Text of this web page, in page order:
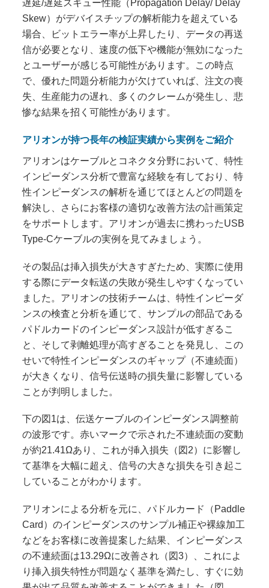
遅延/遅延スキュー性能（Propagation Delay/ Delay
Skew）がデバイスチップの解析能力を超えている
場合、ビットエラー率が上昇したり、データの再送
信が必要となり、速度の低下や機能が無効になった
とユーザーが感じる可能性があります。この時点
で、優れた問題分析能力が欠けていれば、注文の喪
失、生産能力の遅れ、多くのクレームが発生し、悲
惨な結果を招く可能性があります。
アリオンが持つ長年の検証実績から実例をご紹介
アリオンはケーブルとコネクタ分野において、特性
インピーダンス分析で豊富な経験を有しており、特
性インピーダンスの解析を通じてほとんどの問題を
解決し、さらにお客様の適切な改善方法の計画策定
をサポートします。アリオンが過去に携わったUSB
Type-Cケーブルの実例を見てみましょう。
その製品は挿入損失が大きすぎたため、実際に使用
する際にデータ転送の失敗が発生しやすくなってい
ました。アリオンの技術チームは、特性インピーダ
ンスの検査と分析を通じて、サンプルの部品である
パドルカードのインピーダンス設計が低すぎるこ
と、そして剥離処理が高すぎることを発見し、この
せいで特性インピーダンスのギャップ（不連続面）
が大きくなり、信号伝送時の損失量に影響している
ことが判明しました。
下の図1は、伝送ケーブルのインピーダンス調整前
の波形です。赤いマークで示された不連続面の変動
が約21.41Ωあり、これが挿入損失（図2）に影響し
て基準を大幅に超え、信号の大きな損失を引き起こ
していることがわかります。
アリオンによる分析を元に、パドルカード（Paddle
Card）のインピーダンスのサンプル補正や裸線加工
などをお客様に改善提案した結果、インピーダンス
の不連続面は13.29Ωに改善され（図3）、これによ
り挿入損失特性が問題なく基準を満たし、すぐに効